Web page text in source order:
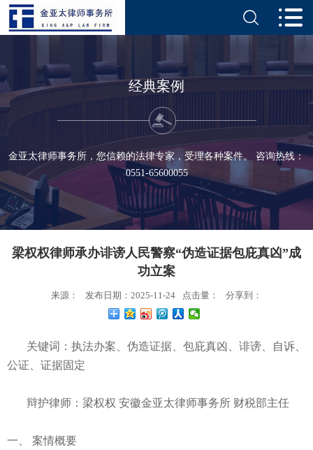
经典案例
金亚太律师事务所，您信赖的法律专家，受理各种案件。 咨询热线：
0551-65600055
梁权权律师承办诽谤人民警察“伪造证据包庇真凶”成
功立案
来源： 发布日期：2025-11-24 点击量： 分享到：
关键词 ：执法办案、伪造证据、包庇真凶、诽谤、自诉、
公证、证据固定
辩护律师 ：梁权权 安徽金亚太律师事务所 财税部主任
一、 案情概要